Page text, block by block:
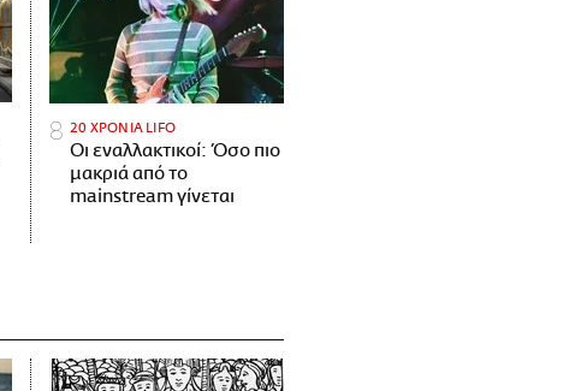
20 ΧΡΟΝΙΑ LIFO
Οι εναλλακτικοί: Όσο πιο
μακριά από το
mainstream γίνεται